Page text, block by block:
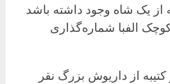
از یک شاه وجود داشته باشد
الفبا شماره‌گذاری
از داریوش بزرگ نقر